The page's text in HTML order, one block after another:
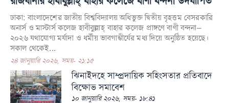
সিলেট
ময়মনসিংহ
রাজশাহী
রংপুর
বিদেশ
ঢাকা: বাংলাদেশের জাতীয় বিশ্ববিদ্যালয় অধিভুক্ত দ্বিতীয় বৃহত্তম বেসরকারি
অনার্স ও মাস্টার্স কলেজ হাবীবুল্লাহ্ বাহার কলেজ প্রাঙ্গণে বাণী বন্দনা–
২০২৬ যথাযোগ্য মর্যাদা ও ধর্মীয় ভাবগাম্ভীর্যের মধ্য দিয়ে অনুষ্ঠিত হয়েছে।
সকাল থেকেই...
২৪ জানুয়ারি ২০২৬, সময়- ২১:১৫
ঝিনাইদহে সাম্প্রদায়িক সহিংসতার প্রতিবাদে
বিক্ষোভ সমাবেশ
১০ জানুয়ারি ২০২৬, সময়- ১৮:৪১